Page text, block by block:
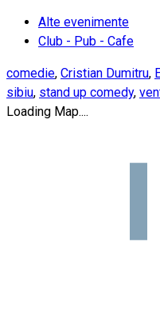
Alte evenimente
Club - Pub - Cafe
comedie, Cristian Dumitru,
sibiu, stand up comedy,
Loading Map....